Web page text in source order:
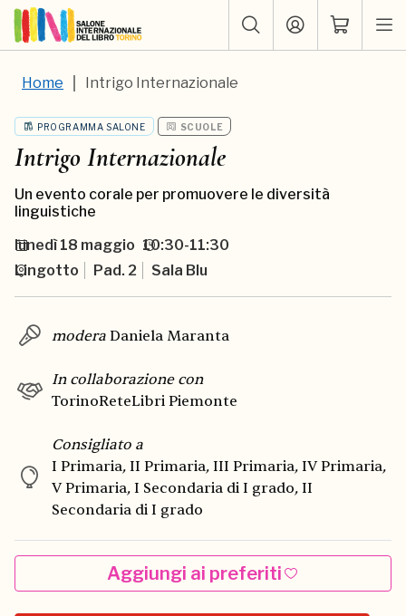
Home Intrigo Internazionale
PROGRAMMA SALONE SCUOLE
Intrigo Internazionale
Un evento corale per promuovere le diversità
linguistiche
lunedì18 maggio 10:30-11:30
Lingotto
Pad. 2 Sala Blu
modera Daniela Maranta
In collaborazione con
TorinoReteLibri Piemonte
Consigliato a
I Primaria, II Primaria, III Primaria, IV Primaria,
V Primaria, I Secondaria di I grado, II
Secondaria di I grado
Aggiungi ai preferiti